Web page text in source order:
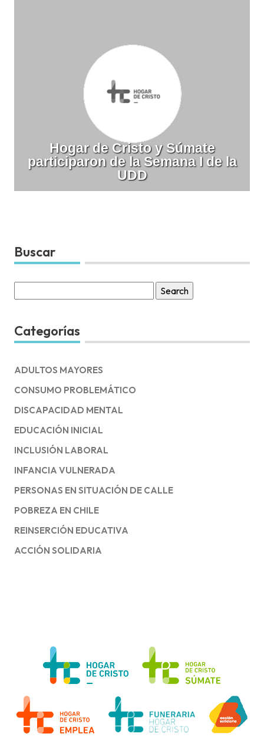
Hogar de Cristo y Súmate
participaron de la Semana I de la
UDD
Buscar
for:
Categorías
ADULTOS MAYORES
CONSUMO PROBLEMÁTICO
DISCAPACIDAD MENTAL
EDUCACIÓN INICIAL
INCLUSIÓN LABORAL
INFANCIA VULNERADA
PERSONAS EN SITUACIÓN DE CALLE
POBREZA EN CHILE
REINSERCIÓN EDUCATIVA
ACCIÓN SOLIDARIA